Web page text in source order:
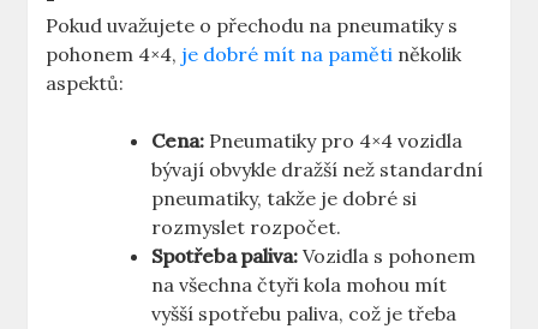
Pokud uvažujete o přechodu na pneumatiky s
pohonem 4×4, je dobré mít na paměti několik
aspektů:
Cena: Pneumatiky pro 4×4 vozidla
bývají obvykle dražší než standardní
pneumatiky, takže je dobré si
rozmyslet rozpočet.
Spotřeba paliva: Vozidla s pohonem
na všechna čtyři kola mohou mít
vyšší spotřebu paliva, což je třeba